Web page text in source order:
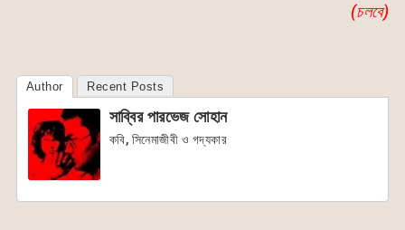
(চলবে)
Author Recent Posts
সাব্বির পারভেজ সোহান
কবি, সিনেমাজীবী ও গদ্যকার